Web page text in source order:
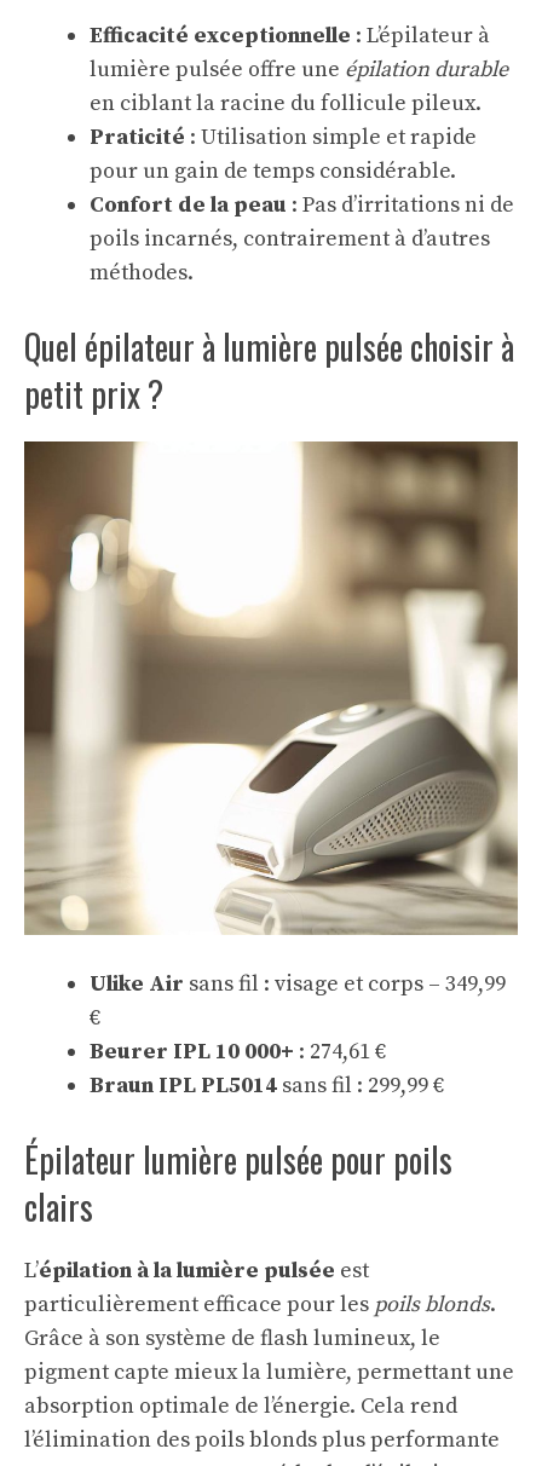
Efficacité exceptionnelle : L’épilateur à
lumière pulsée offre une épilation durable
en ciblant la racine du follicule pileux.
Praticité : Utilisation simple et rapide
pour un gain de temps considérable.
Confort de la peau : Pas d’irritations ni de
poils incarnés, contrairement à d’autres
méthodes.
Quel épilateur à lumière pulsée choisir à
petit prix ?
Ulike Air sans fil : visage et corps – 349,99
€
Beurer IPL 10 000+ : 274,61 €
Braun IPL PL5014 sans fil : 299,99 €
Épilateur lumière pulsée pour poils
clairs
L’épilation à la lumière pulsée est
particulièrement efficace pour les poils blonds.
Grâce à son système de flash lumineux, le
pigment capte mieux la lumière, permettant une
absorption optimale de l’énergie. Cela rend
l’élimination des poils blonds plus performante